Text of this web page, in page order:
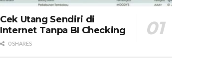
Cek Utang Sendiri di
Internet Tanpa BI Checking
0 SHARES